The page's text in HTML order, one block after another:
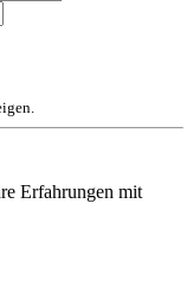
Erfahrungen mit